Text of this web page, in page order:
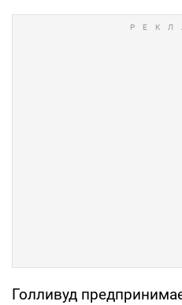
Голливуд